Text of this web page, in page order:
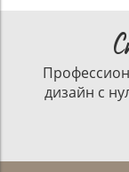
дизайн с